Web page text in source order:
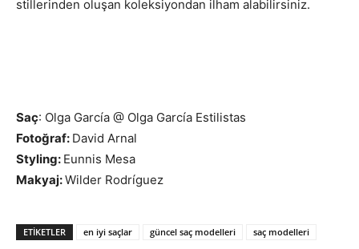
stillerinden oluşan koleksiyondan ilham alabilirsiniz.
Saç: Olga García @ Olga García Estilistas
Fotoğraf: David Arnal
Styling: Eunnis Mesa
Makyaj:Wilder Rodríguez
ETIKETLER en iyi saçlar güncel saç modelleri saç modelleri